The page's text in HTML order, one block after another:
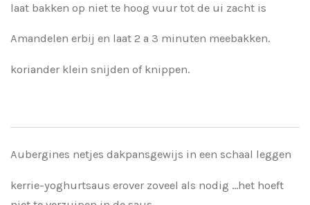
laat bakken op niet te hoog vuur tot de ui zacht is
Amandelen erbij en laat 2 a 3 minuten meebakken.
koriander klein snijden of knippen.
Aubergines netjes dakpansgewijs in een schaal leggen
kerrie-yoghurtsaus erover zoveel als nodig ...het hoeft